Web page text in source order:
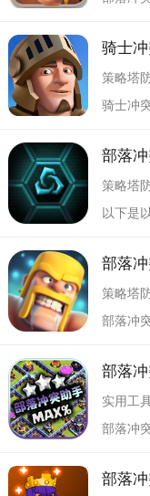
骑士
策略塔
部落
策略塔
部落
策略塔
部落冲
部落
实用工
部落